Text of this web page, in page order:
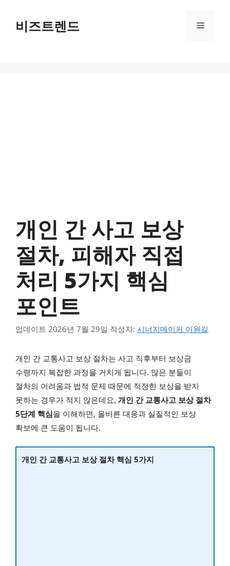
건너뛰기비즈트렌드 메뉴
개인 간 사고 보상
절차, 피해자 직접
처리 5가지 핵심
포인트
업데이트 2026년 7월 29일 작성자: 시너지메이커 이원길
개인 간 교통사고 보상 절차는 사고 직후부터 보상금
수령까지 복잡한 과정을 거치게 됩니다. 많은 분들이
절차의 어려움과 법적 문제 때문에 적정한 보상을 받지
못하는 경우가 적지 않은데요, 개인 간 교통사고 보상 절차
5단계 핵심을 이해하면, 올바른 대응과 실질적인 보상
확보에 큰 도움이 됩니다.
개인 간 교통사고 보상 절차 핵심 5가지